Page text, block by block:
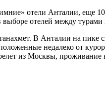
отели Анталии, еще
отелей между
В Анталии на пике
недалеко от
из Москвы, проживание